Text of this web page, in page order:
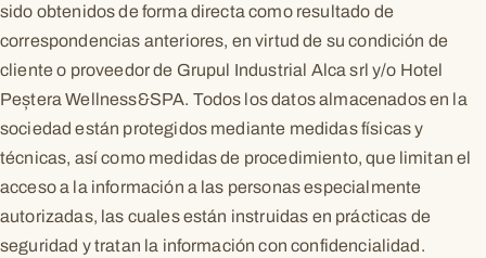
sido obtenidos de forma directa como resultado de
correspondencias anteriores, en virtud de su condición de
cliente o proveedor de Grupul Industrial Alca srl y/o Hotel
Peștera Wellness&SPA. Todos los datos almacenados en la
sociedad están protegidos mediante medidas físicas y
técnicas, así como medidas de procedimiento, que limitan el
acceso a la información a las personas especialmente
autorizadas, las cuales están instruidas en prácticas de
seguridad y tratan la información con confidencialidad.